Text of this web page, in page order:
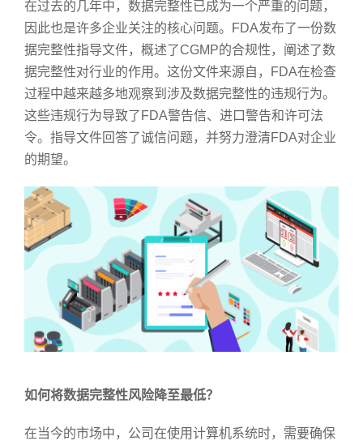
在过去的几年中，数据完整性已成为一个严重的问题，
因此也是许多企业关注的核心问题。FDA发布了一份数
据完整性指导文件，概述了CGMP的合规性，阐述了数
据完整性对行业的作用。这份文件来源自，FDA在检查
过程中越来越多地观察到涉及数据完整性的违规行为。
这些违规行为导致了FDA警告信、进口警告和许可法
令。指导文件回答了诚信问题，并努力澄清FDA对企业
的期望。
如何将数据完整性风险降至最低？
在当今的市场中，公司在使用计算机系统时，需要确保